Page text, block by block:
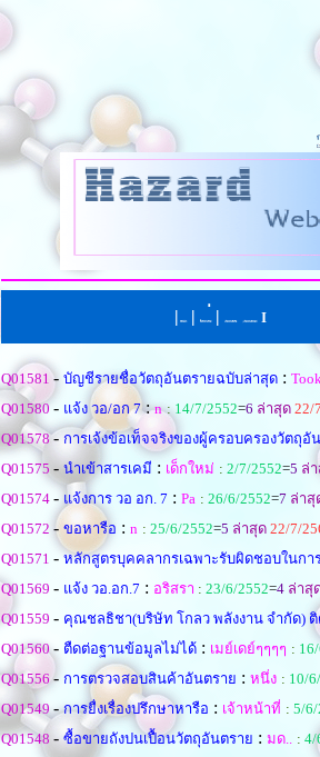
| | ่ | I
Q01581 - บัญชีรายชื่อวัตถุอันตรายฉบับล่าสุด :
Q01580 - แจ้ง วอ/อก 7:n : 14/7/2552=6 ล่าสุด 22/
Q01578- การเจ้งข้อเท็จจริงของผู้ครอบครองวัตถุ
Q01575 -นำเข้าสารเคมี : เด็กใหม่ : 2/7/2552=5 ล่
Q01574 - แจ้งการ วอ อก. 7 : Pa : 26/6/2552=7 ล่าสุ
Q01572 - ขอหารือ : n : 25/6/2552=5 ล่าสุด 22/7/
Q01571 - หลักสูตรบุคคลากรเฉพาะรับผิดชอบในกา
Q01569 - แจ้ง วอ.อก.7 : อริสรา : 23/6/2552=4 ล่าสุ
Q01559 - คุณชลธิชา(บริษัท โกลว พลังงาน จำกัด)
Q01560- ตืดต่อฐานข้อมูลไม่ได้ : เมย์เดย์ๆๆๆๆ :
Q01556 - การตรวจสอบสินค้าอันตราย : หนึ่ง : 10/
Q01549-การยื่งเรื่องปรึกษาหารือ : เจ้าหน้าที่ : 5/6/
Q01548 - ซื้อขายถังปนเปื้อนวัตถุอันตราย : มด.. : 4/